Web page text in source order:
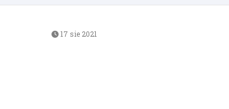
17 sie 2021